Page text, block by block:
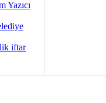
Yazıcı
iftar